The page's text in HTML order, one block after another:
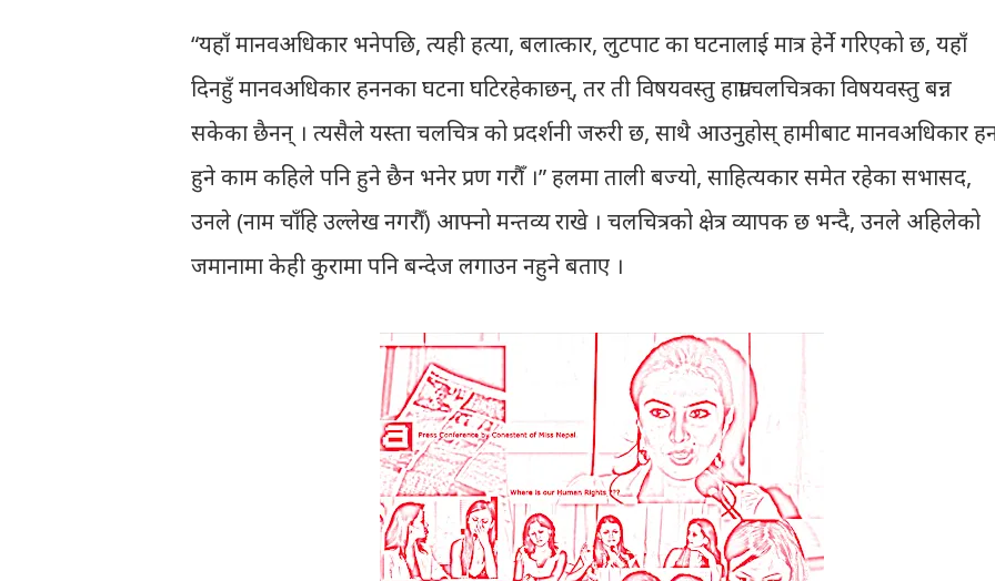
“यहाँ मानवअधिकार भनेपछि, त्यही हत्या, बलात्कार, लुटपाट का घटनालाई मात्र हेर्ने गरिएको छ, यहाँ
दिनहुँ मानवअधिकार हननका घटना घटिरहेकाछन्, तर ती विषयवस्तु हाम्रा चलचित्रका विषयवस्तु बन्न
सकेका छैनन् । त्यसैले यस्ता चलचित्र को प्रदर्शनी जरुरी छ, साथै आउनुहोस् हामीबाट मानवअधिकार
हुने काम कहिले पनि हुने छैन भनेर प्रण गरौँ ।” हलमा ताली बज्यो, साहित्यकार समेत रहेका सभासद,
उनले (नाम चाँहि उल्लेख नगरौँ) आफ्नो मन्तव्य राखे । चलचित्रको क्षेत्र व्यापक छ भन्दै, उनले अहिलेको
जमानामा केही कुरामा पनि बन्देज लगाउन नहुने बताए ।